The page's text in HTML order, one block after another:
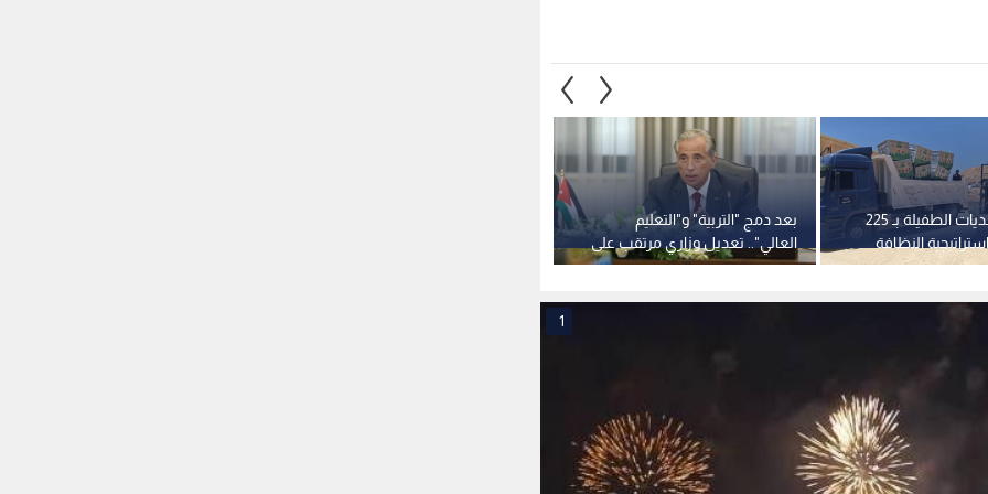
بعد دمج "التربية" و"التعليم
العالي".. تعديل وزاري مرتقب على
حكومة جعفر حسان
البيئة تدعم بلديات الطفيلة بـ 225
النظافة
1